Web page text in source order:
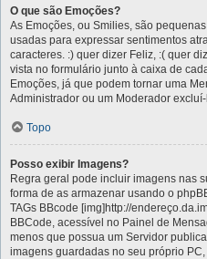
O que são Emoções?
As Emoções, ou Smilies, são
usadas para expressar sentimentos
caracteres. :) quer dizer Feliz, :( quer
vista no formulário junto à caixa de
Emoções, já que podem tornar uma
Administrador ou um Moderador
Topo
Posso exibir Imagens?
Regra geral pode incluir imagens nas
forma de as armazenar usando o
TAGs BBcode [img]http://
BBCode, acessível no Painel de
menos que possua um Servidor
imagens guardadas no seu próprio